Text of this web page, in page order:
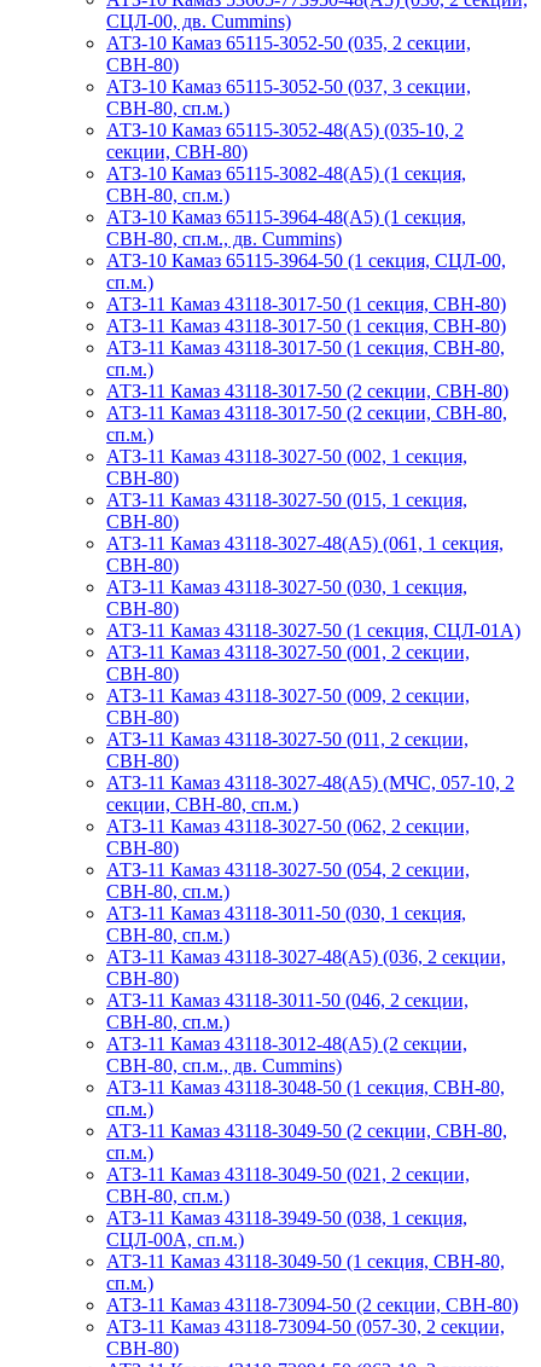
СЦЛ-00, дв. Cummins)
АТЗ-10 Камаз 65115-3052-50 (035, 2 секции,
СВН-80)
АТЗ-10 Камаз 65115-3052-50 (037, 3 секции,
СВН-80, сп.м.)
АТЗ-10 Камаз 65115-3052-48(А5) (035-10, 2
секции, СВН-80)
АТЗ-10 Камаз 65115-3082-48(A5) (1 секция,
СВН-80, сп.м.)
АТЗ-10 Камаз 65115-3964-48(A5) (1 секция,
СВН-80, сп.м., дв. Cummins)
АТЗ-10 Камаз 65115-3964-50 (1 секция, СЦЛ-00,
сп.м.)
АТЗ-11 Камаз 43118-3017-50 (1 секция, СВН-80)
АТЗ-11 Камаз 43118-3017-50 (1 секция, СВН-80)
АТЗ-11 Камаз 43118-3017-50 (1 секция, СВН-80,
сп.м.)
АТЗ-11 Камаз 43118-3017-50 (2 секции, СВН-80)
АТЗ-11 Камаз 43118-3017-50 (2 секции, СВН-80,
сп.м.)
АТЗ-11 Камаз 43118-3027-50 (002, 1 секция,
СВН-80)
АТЗ-11 Камаз 43118-3027-50 (015, 1 секция,
СВН-80)
АТЗ-11 Камаз 43118-3027-48(A5) (061, 1 секция,
СВН-80)
АТЗ-11 Камаз 43118-3027-50 (030, 1 секция,
СВН-80)
АТЗ-11 Камаз 43118-3027-50 (1 секция, СЦЛ-01А)
АТЗ-11 Камаз 43118-3027-50 (001, 2 секции,
СВН-80)
АТЗ-11 Камаз 43118-3027-50 (009, 2 секции,
СВН-80)
АТЗ-11 Камаз 43118-3027-50 (011, 2 секции,
СВН-80)
АТЗ-11 Камаз 43118-3027-48(A5) (МЧС, 057-10, 2
секции, СВН-80, сп.м.)
АТЗ-11 Камаз 43118-3027-50 (062, 2 секции,
СВН-80)
АТЗ-11 Камаз 43118-3027-50 (054, 2 секции,
СВН-80, сп.м.)
АТЗ-11 Камаз 43118-3011-50 (030, 1 секция,
СВН-80, сп.м.)
АТЗ-11 Камаз 43118-3027-48(A5) (036, 2 секции,
СВН-80)
АТЗ-11 Камаз 43118-3011-50 (046, 2 секции,
СВН-80, сп.м.)
АТЗ-11 Камаз 43118-3012-48(А5) (2 секции,
СВН-80, сп.м., дв. Cummins)
АТЗ-11 Камаз 43118-3048-50 (1 секция, СВН-80,
сп.м.)
АТЗ-11 Камаз 43118-3049-50 (2 секции, СВН-80,
сп.м.)
АТЗ-11 Камаз 43118-3049-50 (021, 2 секции,
СВН-80, сп.м.)
АТЗ-11 Камаз 43118-3949-50 (038, 1 секция,
СЦЛ-00А, сп.м.)
АТЗ-11 Камаз 43118-3049-50 (1 секция, СВН-80,
сп.м.)
АТЗ-11 Камаз 43118-73094-50 (2 секции, СВН-80)
АТЗ-11 Камаз 43118-73094-50 (057-30, 2 секции,
СВН-80)